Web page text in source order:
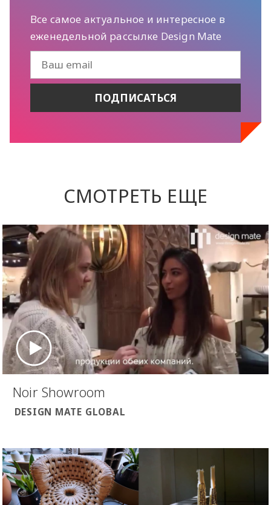
Все самое актуальное и интересное в
еженедельной рассылке Design Mate
СМОТРЕТЬ ЕЩЕ
Noir Showroom
DESIGN MATE GLOBAL